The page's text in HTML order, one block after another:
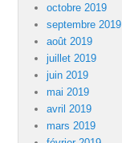
octobre 2019
septembre 2019
août 2019
juillet 2019
juin 2019
mai 2019
avril 2019
mars 2019